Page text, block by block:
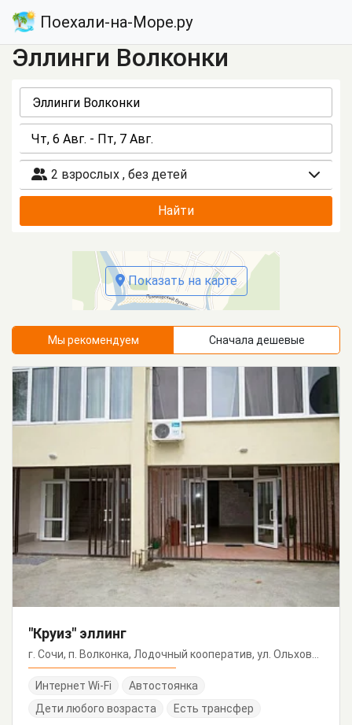
Поехали-на-Море.ру
Эллинги Волконки
2 взрослых , без детей
Найти
Показать на карте
Мы рекомендуем Сначала дешевые
"Круиз" эллинг
Интернет Wi-Fi
Автостоянка
Дети любого возраста
Есть трансфер